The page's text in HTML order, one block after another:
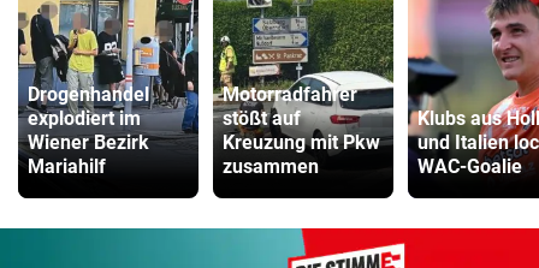
Drogenhandel
explodiert im
Wiener Bezirk
Mariahilf
Motorradfahrer
stößt auf
Kreuzung mit Pkw
zusammen
Klubs aus
und Italien
WAC-Goalie